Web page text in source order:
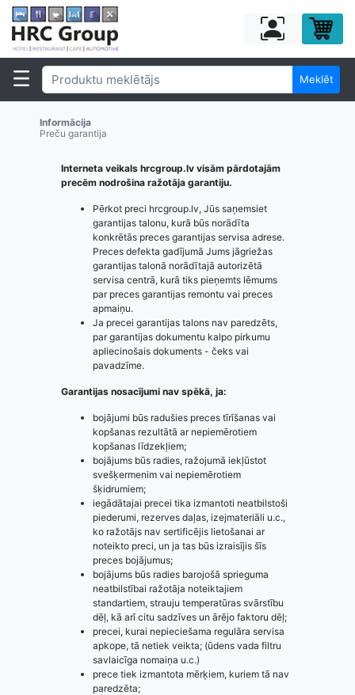
Meklēt
Informācija
Preču garantija
Interneta veikals hrcgroup.lv visām pārdotajām
precēm nodrošina ražotāja garantiju.
Pērkot preci hrcgroup.lv, Jūs saņemsiet
garantijas talonu, kurā būs norādīta
konkrētās preces garantijas servisa adrese.
Preces defekta gadījumā Jums jāgriežas
garantijas talonā norādītajā autorizētā
servisa centrā, kurā tiks pieņemts lēmums
par preces garantijas remontu vai preces
apmaiņu.
Ja precei garantijas talons nav paredzēts,
par garantijas dokumentu kalpo pirkumu
apliecinošais dokuments - čeks vai
pavadzīme.
Garantijas nosacījumi nav spēkā, ja:
bojājumi būs radušies preces tīrīšanas vai
kopšanas rezultātā ar nepiemērotiem
kopšanas līdzekļiem;
bojājums būs radies, ražojumā iekļūstot
svešķermenim vai nepiemērotiem
šķidrumiem;
iegādātajai precei tika izmantoti neatbilstoši
piederumi, rezerves daļas, izejmateriāli u.c.,
ko ražotājs nav sertificējis lietošanai ar
noteikto preci, un ja tas būs izraisījis šīs
preces bojājumus;
bojājums būs radies barojošā sprieguma
neatbilstībai ražotāja noteiktajiem
standartiem, strauju temperatūras svārstību
dēļ, kā arī citu sadzīves un ārējo faktoru dēļ;
precei, kurai nepieciešama regulāra servisa
apkope, tā netiek veikta; (ūdens vada filtru
savlaicīga nomaiņa u.c.)
prece tiek izmantota mērķiem, kuriem tā nav
paredzēta;